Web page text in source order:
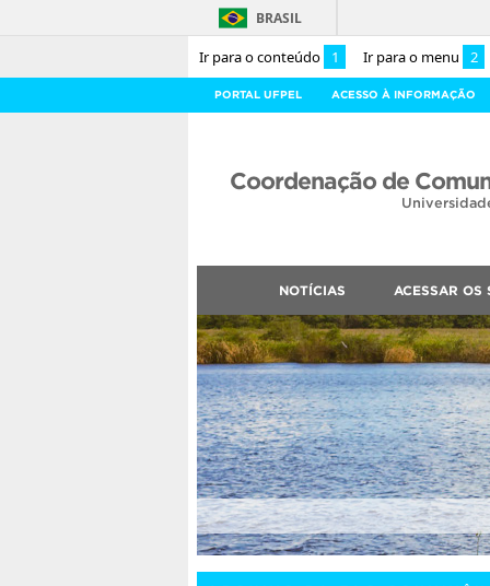
Ir para o conteúdo 1 Ir para o menu 2
BRASIL
PORTAL UFPEL ACESSO À INFORMAÇÃO
Coordenação de
NOTÍCIAS ACESSAR OS